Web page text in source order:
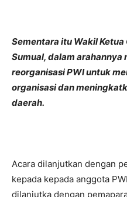
Sementara itu Wakil Ketua
Sumual, dalam
reorganisasi PWI untuk
organisasi dan
daerah.
Acara dilanjutkan dengan
kepada kepada anggota
dilanjutka dengan